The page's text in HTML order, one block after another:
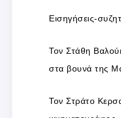
Εισηγήσεις-
Τον Στάθη
στα βουνά της
Τον Στράτο